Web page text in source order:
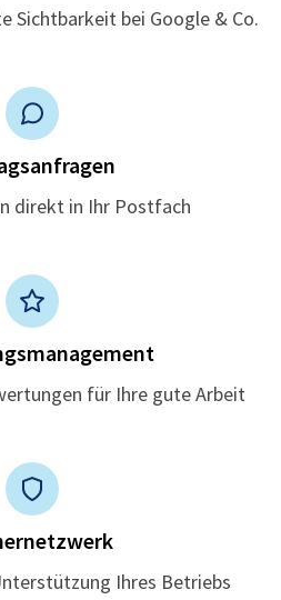
Sichtbarkeit bei Google & Co.
direkt in Ihr Postfach
für Ihre gute Arbeit
Ihres Betriebs